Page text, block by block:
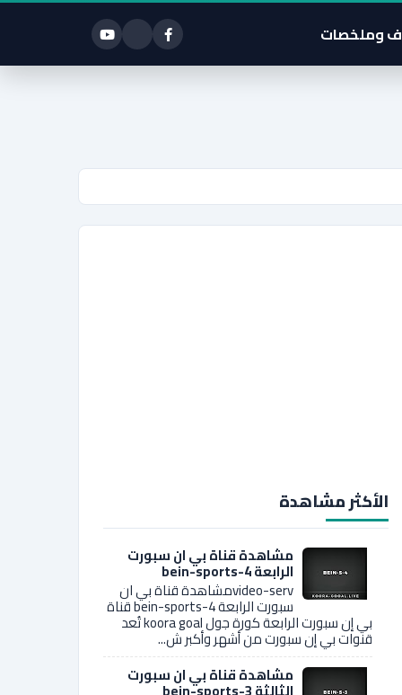
وملخصات
الأكثر مشاهدة
مشاهدة قناة بي ان سبورت
الرابعة bein-sports-4
video-servمشاهدة قناة بي ان
سبورت الرابعة bein-sports-4 قناة
بي إن سبورت الرابعة كورة جول koora goal تُعد
قنوات بي إن سبورت من أشهر وأكبر ش...
مشاهدة قناة بي ان سبورت